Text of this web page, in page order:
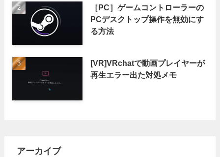
［PC］ゲームコントローラーの
PCデスクトップ操作を無効にす
る方法
[VR]VRchatで動画プレイヤーが
再生エラー出た対処メモ
アーカイブ